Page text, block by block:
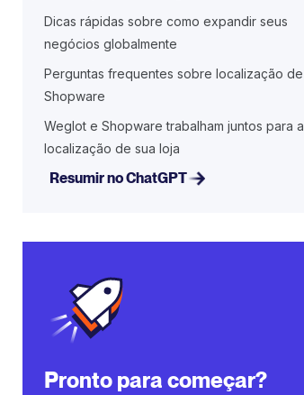
Dicas rápidas sobre como expandir seus
negócios globalmente
Perguntas frequentes sobre localização de
Shopware
Weglot e Shopware trabalham juntos para a
localização de sua loja
Resumir no ChatGPT
Pronto para começar?